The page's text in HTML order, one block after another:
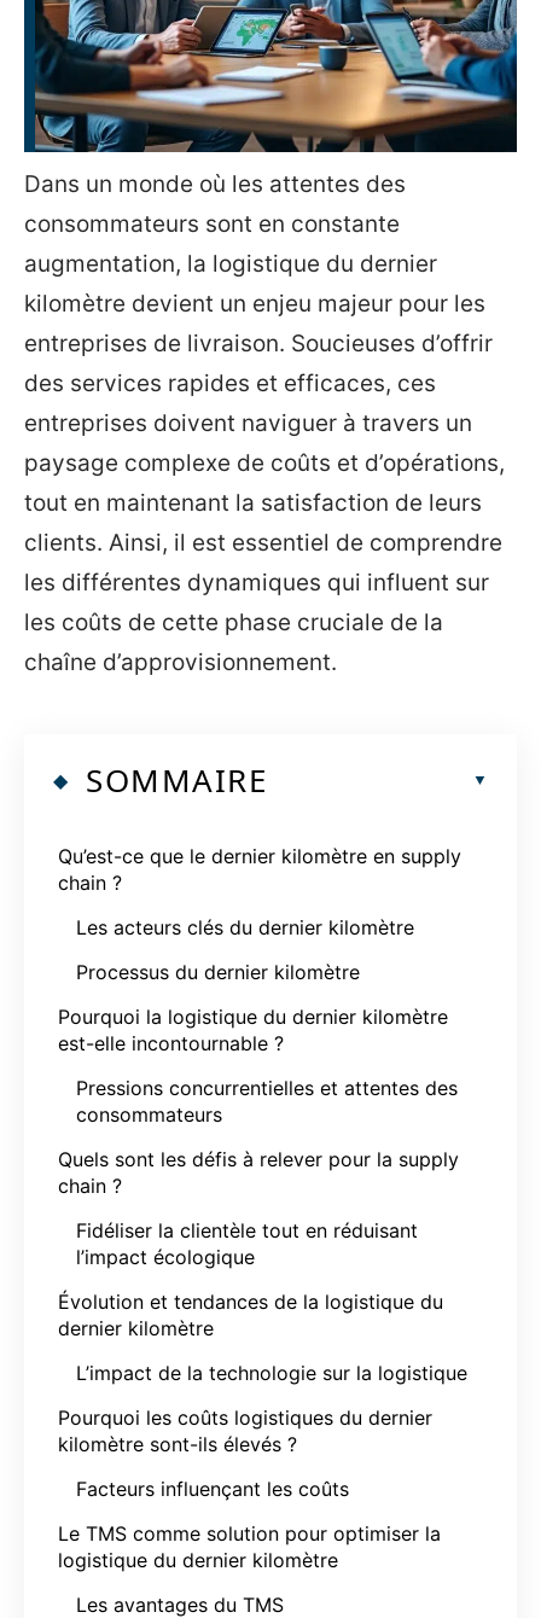
Dans un monde où les attentes des
consommateurs sont en constante
augmentation, la logistique du dernier
kilomètre devient un enjeu majeur pour les
entreprises de livraison. Soucieuses d’offrir
des services rapides et efficaces, ces
entreprises doivent naviguer à travers un
paysage complexe de coûts et d’opérations,
tout en maintenant la satisfaction de leurs
clients. Ainsi, il est essentiel de comprendre
les différentes dynamiques qui influent sur
les coûts de cette phase cruciale de la
chaîne d’approvisionnement.
SOMMAIRE
Qu’est-ce que le dernier kilomètre en supply
chain ?
Les acteurs clés du dernier kilomètre
Processus du dernier kilomètre
Pourquoi la logistique du dernier kilomètre
est-elle incontournable ?
Pressions concurrentielles et attentes des
consommateurs
Quels sont les défis à relever pour la supply
chain ?
Fidéliser la clientèle tout en réduisant
l’impact écologique
Évolution et tendances de la logistique du
dernier kilomètre
L’impact de la technologie sur la logistique
Pourquoi les coûts logistiques du dernier
kilomètre sont-ils élevés ?
Facteurs influençant les coûts
Le TMS comme solution pour optimiser la
logistique du dernier kilomètre
Les avantages du TMS